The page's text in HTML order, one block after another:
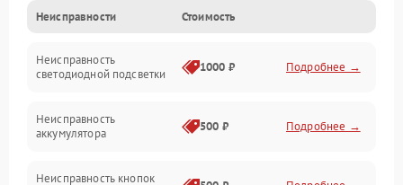
Неисправность изображения
Электропитание
Неисправности Стоимость
Неисправность
светодиодной подсветки
1000 ₽ Подробнее →
Неисправность
аккумулятора
500 ₽ Подробнее →
Неисправность кнопок